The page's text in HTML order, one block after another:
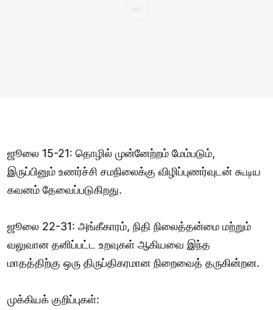
ஜூலை 15-21: தொழில் முன்னேற்றம் மேம்படும்,
இருப்பினும் உணர்ச்சி சமநிலைக்கு விழிப்புணர்வுடன் கூடிய
கவனம் தேவைப்படுகிறது.
ஜூலை 22-31: அங்கீகாரம், நிதி நிலைத்தன்மை மற்றும்
வலுவான தனிப்பட்ட உறவுகள் ஆகியவை இந்த
மாதத்திற்கு ஒரு திருப்திகரமான நிறைவைத் தருகின்றன.
முக்கியக் குறிப்புகள்: